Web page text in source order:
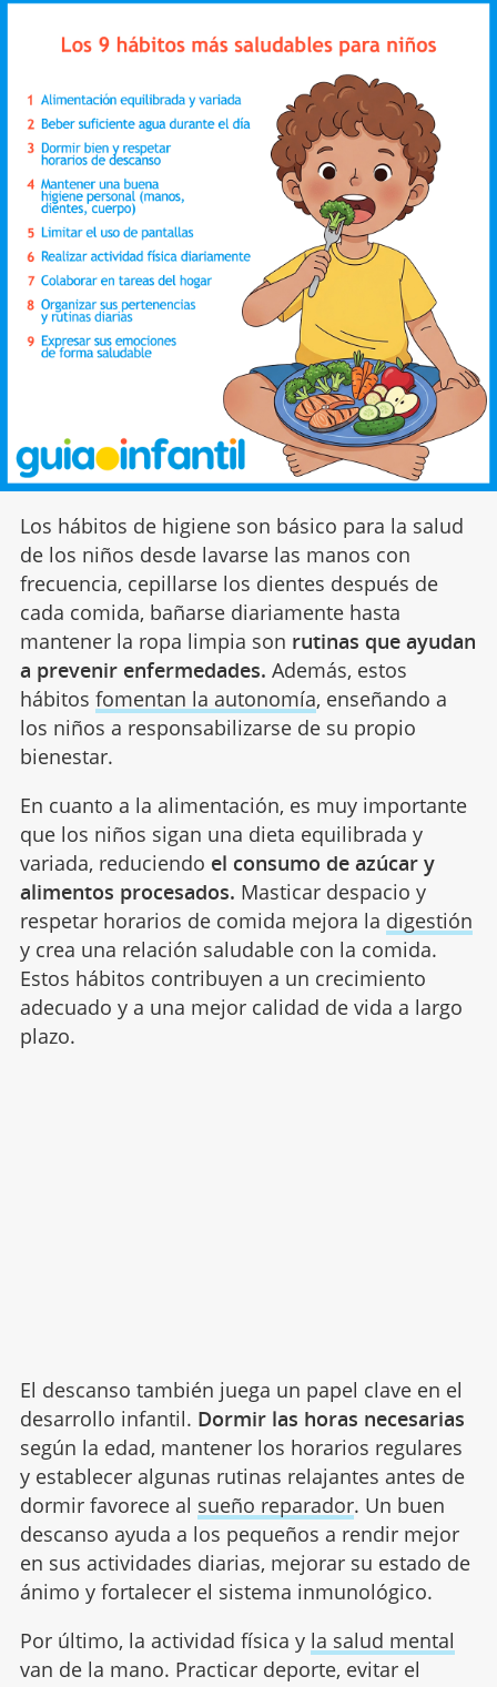
Los hábitos de higiene son básico para la salud
de los niños desde lavarse las manos con
frecuencia, cepillarse los dientes después de
cada comida, bañarse diariamente hasta
mantener la ropa limpia son rutinas que ayudan
a prevenir enfermedades. Además, estos
hábitos fomentan la autonomía, enseñando a
los niños a responsabilizarse de su propio
bienestar.
En cuanto a la alimentación, es muy importante
que los niños sigan una dieta equilibrada y
variada, reduciendo el consumo de azúcar y
alimentos procesados. Masticar despacio y
respetar horarios de comida mejora la digestión
y crea una relación saludable con la comida.
Estos hábitos contribuyen a un crecimiento
adecuado y a una mejor calidad de vida a largo
plazo.
El descanso también juega un papel clave en el
desarrollo infantil. Dormir las horas necesarias
según la edad, mantener los horarios regulares
y establecer algunas rutinas relajantes antes de
dormir favorece al sueño reparador. Un buen
descanso ayuda a los pequeños a rendir mejor
en sus actividades diarias, mejorar su estado de
ánimo y fortalecer el sistema inmunológico.
Por último, la actividad física y la salud mental
van de la mano. Practicar deporte, evitar el